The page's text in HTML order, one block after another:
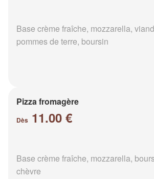
Base crème fraîche, mozzarella,
pommes de terre, boursin
Pizza fromagère
Dès 11.00 €
Base crème fraîche, mozzarella,
chèvre